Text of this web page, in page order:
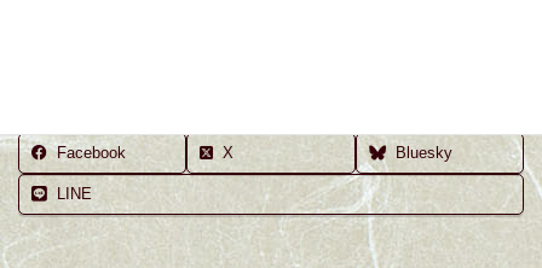
Facebook X Bluesky
LINE